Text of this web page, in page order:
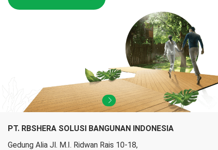
PT. RBSHERA SOLUSI BANGUNAN INDONESIA
Gedung Alia Jl. M.I. Ridwan Rais 10-18,